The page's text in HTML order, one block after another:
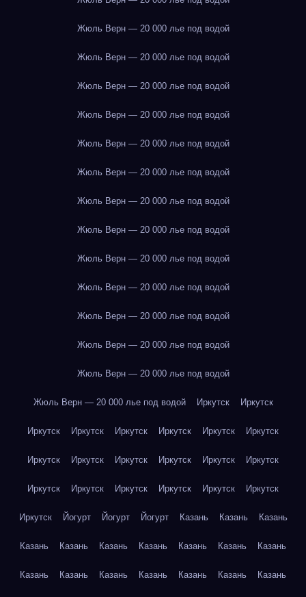
Жюль Верн — 20 000 лье под водой
Жюль Верн — 20 000 лье под водой
Жюль Верн — 20 000 лье под водой
Жюль Верн — 20 000 лье под водой
Жюль Верн — 20 000 лье под водой
Жюль Верн — 20 000 лье под водой
Жюль Верн — 20 000 лье под водой
Жюль Верн — 20 000 лье под водой
Жюль Верн — 20 000 лье под водой
Жюль Верн — 20 000 лье под водой
Жюль Верн — 20 000 лье под водой
Жюль Верн — 20 000 лье под водой
Жюль Верн — 20 000 лье под водой
Жюль Верн — 20 000 лье под водой Иркутск Иркутск
Иркутск Иркутск Иркутск Иркутск Иркутск Иркутск
Иркутск Иркутск Иркутск Иркутск Иркутск Иркутск
Иркутск Иркутск Иркутск Иркутск Иркутск Иркутск
Иркутск Йогурт Йогурт Йогурт Казань Казань Казань
Казань Казань Казань Казань Казань Казань Казань
Казань Казань Казань Казань Казань Казань Казань